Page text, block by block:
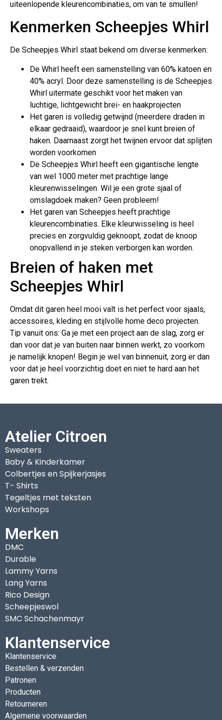
uiteenlopende kleurencombinaties, om van te smullen!
Kenmerken Scheepjes Whirl
De Scheepjes Whirl staat bekend om diverse kenmerken:
De Whirl heeft een samenstelling van 60% katoen en
40% acryl. Door deze samenstelling is de Scheepjes
Whirl uitermate geschikt voor het maken van
luchtige, lichtgewicht brei- en haakprojecten
Het garen is volledig getwijnd (meerdere draden in
elkaar gedraaid), waardoor je snel kunt breien of
haken. Daarnaast zorgt het twijnen ervoor dat splijten
worden voorkomen
De Scheepjes Whirl heeft een gigantische lengte
van wel 1000 meter met prachtige lange
kleurenwisselingen. Wil je een grote sjaal of
omslagdoek maken? Geen probleem!
Het garen van Scheepjes heeft prachtige
kleurencombinaties. Elke kleurwisseling is heel
precies en zorgvuldig geknoopt, zodat de knoop
onopvallend in je steken verborgen kan worden.
Breien of haken met
Scheepjes Whirl
Omdat dit garen heel mooi valt is het perfect voor sjaals,
accessoires, kleding en stijlvolle home deco projecten.
Tip vanuit ons: Ga je met een project aan de slag, zorg er
dan voor dat je van buiten naar binnen werkt, zo voorkom
je namelijk knopen! Begin je wel van binnenuit, zorg er dan
voor dat je heel voorzichtig doet en niet te hard aan het
garen trekt.
Atelier Citroen
Sweaters
Baby & Kinderkamer
Colbertjes en Spijkerjasjes
T- Shirts
Tegeltjes met teksten
Workshops
Merken
DMC
Durable
Lammy Yarns
Lang Yarns
Rico Design
Scheepjeswol
SMC Schachenmayr
Klantenservice
Klantenservice
Bestellen & verzenden
Patronen
Producten
Retourneren
Algemene voorwaarden